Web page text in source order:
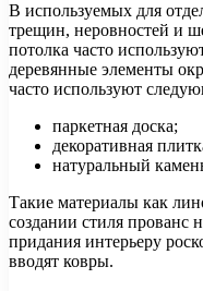
В используемых для
трещин, неровностей и
потолка часто
деревянные элементы
часто используют
паркетная доска;
декоративная
натуральный
Такие материалы как
создании стиля прованс
придания интерьеру
вводят ковры.